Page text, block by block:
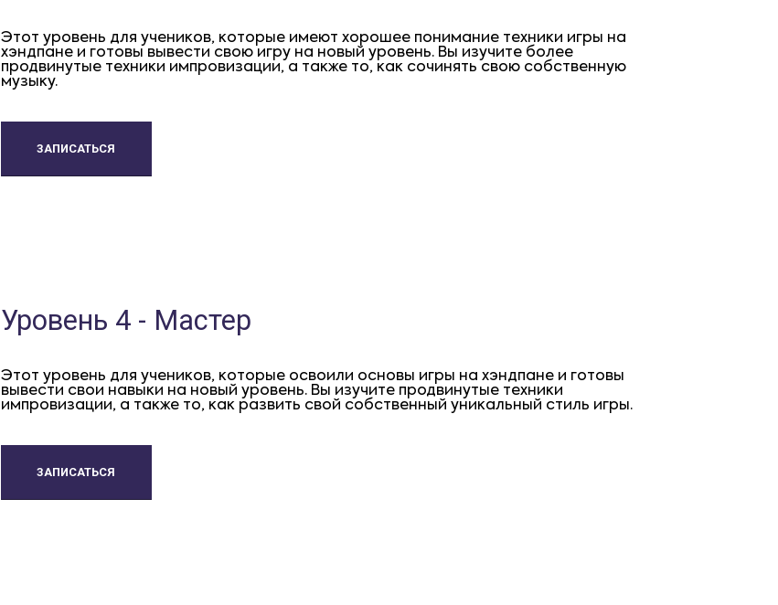
Этот уровень для учеников, которые имеют хорошее понимание техники игры на
хэндпане и готовы вывести свою игру на новый уровень. Вы изучите более
продвинутые техники импровизации, а также то, как сочинять свою собственную
музыку.
ЗАПИСАТЬСЯ
Уровень 4 - Мастер
Этот уровень для учеников, которые освоили основы игры на хэндпане и готовы
вывести свои навыки на новый уровень. Вы изучите продвинутые техники
импровизации, а также то, как развить свой собственный уникальный стиль игры.
ЗАПИСАТЬСЯ